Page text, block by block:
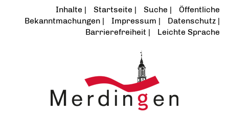
Inhalte Startseite Suche
Öffentliche
Bekanntmachungen
Impressum
Datenschutz
Barrierefreiheit
Leichte Sprache